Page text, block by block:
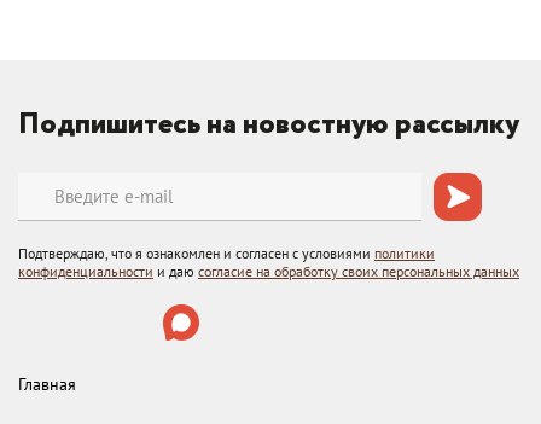
Подпишитесь на новостную рассылку
Подтверждаю, что я ознакомлен и согласен с условиями политики
конфиденциальности и даю согласие на обработку своих персональных данных
Главная